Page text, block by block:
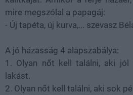
mire megszólal a papagáj:
- Új tapéta, új kurva,... szevasz
A jó házasság 4 alapszabálya:
1. Olyan nőt kell találni, aki
lakást.
2. Olyan nőt kell találni, aki sok